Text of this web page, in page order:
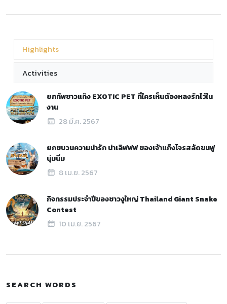
Highlights
Activities
ยกทัพชาวแก๊ง EXOTIC PET ที่ใครเห็นต้องหลงรักไว้ใน
งาน
28 มี.ค. 2567
ยกขบวนความน่ารัก น่าเลิฟฟฟ ของเจ้าแก๊งโจรสลัดขนฟู
นุ่มนิ่ม
8 เม.ย. 2567
กิจกรรมประจำปีของชาวงูใหญ่ Thailand Giant Snake
Contest
10 เม.ย. 2567
SEARCH WORDS